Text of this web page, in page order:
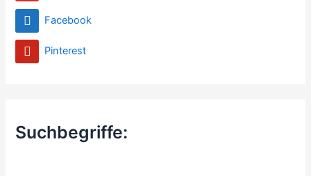
Facebook
Pinterest
Suchbegriffe: